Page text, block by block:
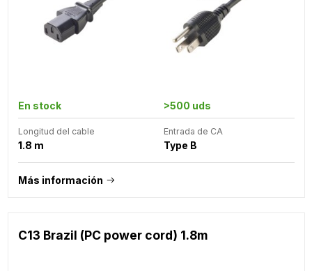
En stock >500 uds
Longitud del cable
1.8 m
Entrada de CA
Type B
Más información
C13 Brazil (PC power cord) 1.8m